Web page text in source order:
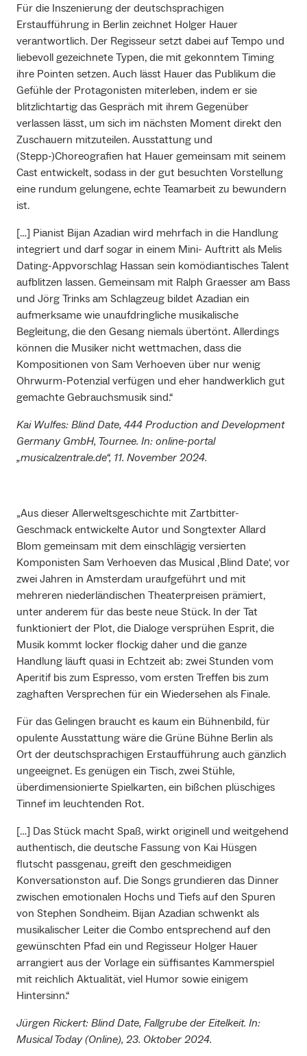
Für die Inszenierung der deutschsprachigen
Erstaufführung in Berlin zeichnet Holger Hauer
verantwortlich. Der Regisseur setzt dabei auf Tempo und
liebevoll gezeichnete Typen, die mit gekonntem Timing
ihre Pointen setzen. Auch lässt Hauer das Publikum die
Gefühle der Protagonisten miterleben, indem er sie
blitzlichtartig das Gespräch mit ihrem Gegenüber
verlassen lässt, um sich im nächsten Moment direkt den
Zuschauern mitzuteilen. Ausstattung und
(Stepp-)Choreografien hat Hauer gemeinsam mit seinem
Cast entwickelt, sodass in der gut besuchten Vorstellung
eine rundum gelungene, echte Teamarbeit zu bewundern
ist.
[…] Pianist Bijan Azadian wird mehrfach in die Handlung
integriert und darf sogar in einem Mini- Auftritt als Melis
Dating-Appvorschlag Hassan sein komödiantisches Talent
aufblitzen lassen. Gemeinsam mit Ralph Graesser am Bass
und Jörg Trinks am Schlagzeug bildet Azadian ein
aufmerksame wie unaufdringliche musikalische
Begleitung, die den Gesang niemals übertönt. Allerdings
können die Musiker nicht wettmachen, dass die
Kompositionen von Sam Verhoeven über nur wenig
Ohrwurm-Potenzial verfügen und eher handwerklich gut
gemachte Gebrauchsmusik sind.“
Kai Wulfes: Blind Date, 444 Production and Development
Germany GmbH, Tournee. In: online-portal
„musicalzentrale.de“, 11. November 2024.
„Aus dieser Allerweltsgeschichte mit Zartbitter-
Geschmack entwickelte Autor und Songtexter Allard
Blom gemeinsam mit dem einschlägig versierten
Komponisten Sam Verhoeven das Musical ‚Blind Date‘, vor
zwei Jahren in Amsterdam uraufgeführt und mit
mehreren niederländischen Theaterpreisen prämiert,
unter anderem für das beste neue Stück. In der Tat
funktioniert der Plot, die Dialoge versprühen Esprit, die
Musik kommt locker flockig daher und die ganze
Handlung läuft quasi in Echtzeit ab: zwei Stunden vom
Aperitif bis zum Espresso, vom ersten Treffen bis zum
zaghaften Versprechen für ein Wiedersehen als Finale.
Für das Gelingen braucht es kaum ein Bühnenbild, für
opulente Ausstattung wäre die Grüne Bühne Berlin als
Ort der deutschsprachigen Erstaufführung auch gänzlich
ungeeignet. Es genügen ein Tisch, zwei Stühle,
überdimensionierte Spielkarten, ein bißchen plüschiges
Tinnef im leuchtenden Rot.
[…] Das Stück macht Spaß, wirkt originell und weitgehend
authentisch, die deutsche Fassung von Kai Hüsgen
flutscht passgenau, greift den geschmeidigen
Konversationston auf. Die Songs grundieren das Dinner
zwischen emotionalen Hochs und Tiefs auf den Spuren
von Stephen Sondheim. Bijan Azadian schwenkt als
musikalischer Leiter die Combo entsprechend auf den
gewünschten Pfad ein und Regisseur Holger Hauer
arrangiert aus der Vorlage ein süffisantes Kammerspiel
mit reichlich Aktualität, viel Humor sowie einigem
Hintersinn.“
Jürgen Rickert: Blind Date, Fallgrube der Eitelkeit. In:
Musical Today (Online), 23. Oktober 2024.